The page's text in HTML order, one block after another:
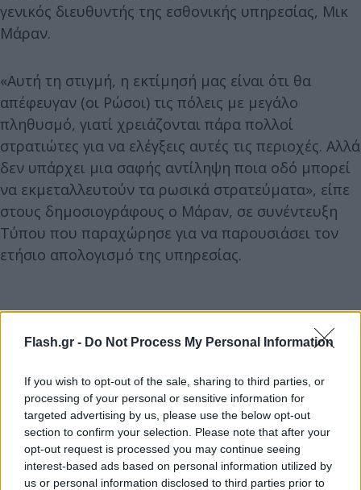
Flash.gr - Do Not Process My Personal Information
If you wish to opt-out of the sale, sharing to third parties, or
processing of your personal or sensitive information for
targeted advertising by us, please use the below opt-out
section to confirm your selection. Please note that after your
opt-out request is processed you may continue seeing
interest-based ads based on personal information utilized by
us or personal information disclosed to third parties prior to
γενικός διευθυντής της εσθονικής υπηρεσίας, Μικ
Μάραν.
«Αυτή τη στιγμή, η εκτίμησή μας είναι ότι θα
απέφευγαν (οι Ρώσοι) τις πόλεις με μεγάλο
πληθυσμό, γιατί χρειάζονται πάρα πολλοί
στρατιώτες για να ελέγξεις αυτές τις περιοχές. Αλλά
δεν υπάρχει μια σαφής αντίληψη ποια οδό μπορεί
να εκμεταλλευτούν τα ρωσικά στρατεύματα», είπε
στους δημοσιογράφους ο Μάραν, σε συνέντευξη
Τύπου που παραχώρησε για να παρουσιάσει τον
ετήσιο απολογισμό της υπηρεσίας.